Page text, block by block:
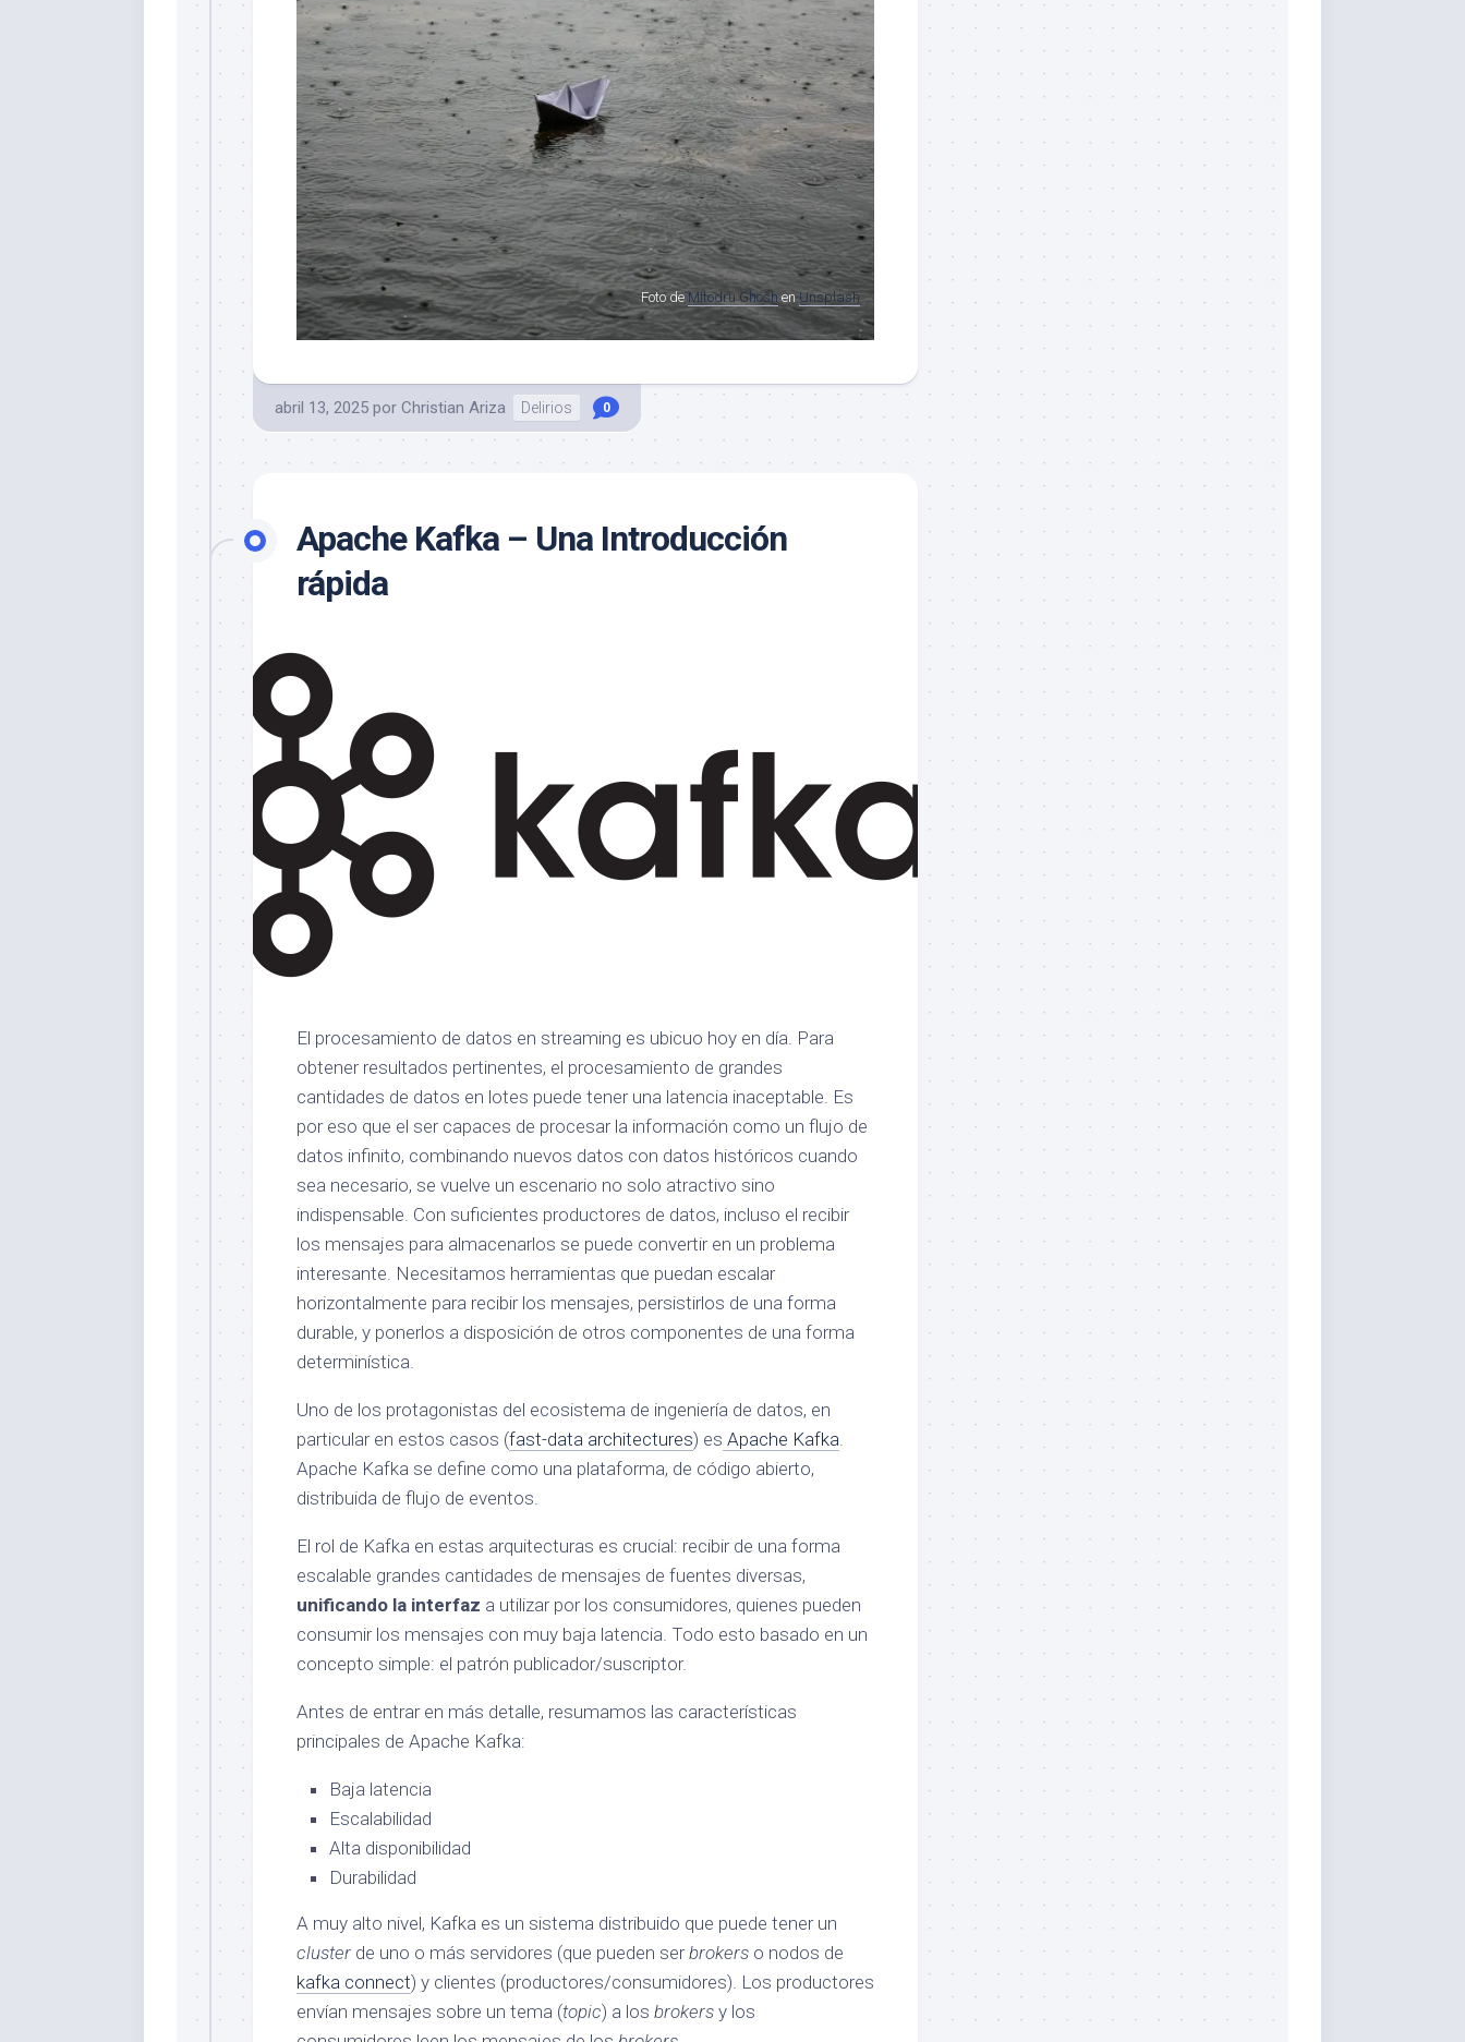
Foto deMItodru Ghosh enUnsplash
abril 13, 2025 por Christian Ariza Delirios 0
Apache Kafka – Una Introducción
rápida
El procesamiento de datos en streaming es ubicuo hoy en día. Para
obtener resultados pertinentes, el procesamiento de grandes
cantidades de datos en lotes puede tener una latencia inaceptable. Es
por eso que el ser capaces de procesar la información como un flujo de
datos infinito, combinando nuevos datos con datos históricos cuando
sea necesario, se vuelve un escenario no solo atractivo sino
indispensable. Con suficientes productores de datos, incluso el recibir
los mensajes para almacenarlos se puede convertir en un problema
interesante. Necesitamos herramientas que puedan escalar
horizontalmente para recibir los mensajes, persistirlos de una forma
durable, y ponerlos a disposición de otros componentes de una forma
determinística.
Uno de los protagonistas del ecosistema de ingeniería de datos, en
particular en estos casos (fast-data architectures) es Apache Kafka
Apache Kafka se define como una plataforma, de código abierto,
distribuida de flujo de eventos.
El rol de Kafka en estas arquitecturas es crucial: recibir de una forma
escalable grandes cantidades de mensajes de fuentes diversas,
unificando la interfaz a utilizar por los consumidores, quienes pueden
consumir los mensajes con muy baja latencia. Todo esto basado en un
concepto simple: el patrón publicador/suscriptor.
Antes de entrar en más detalle, resumamos las características
principales de Apache Kafka:
Baja latencia
Escalabilidad
Alta disponibilidad
Durabilidad
A muy alto nivel, Kafka es un sistema distribuido que puede tener un
cluster de uno o más servidores (que pueden serbrokers o nodos de
kafka connect) y clientes (productores/consumidores). Los productores
envían mensajes sobre un tema (topic) a los brokers y los